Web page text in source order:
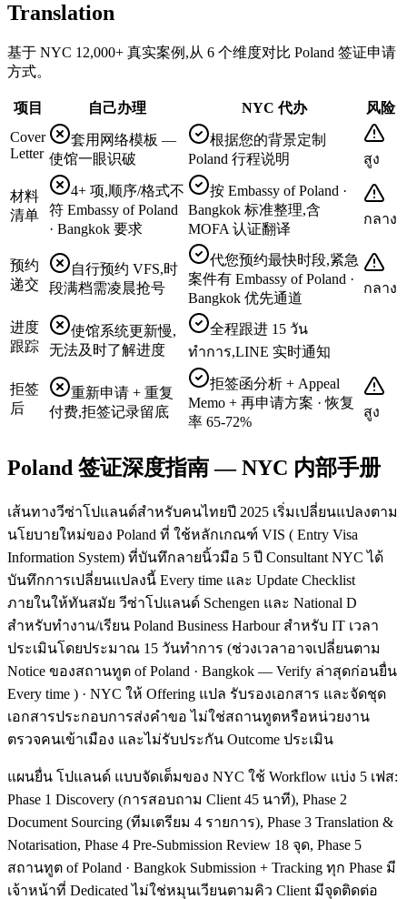
Translation
基于 NYC 12,000+ 真实案例,从 6 个维度对比 Poland 签证申请
方式。
项目 自己办理 NYC 代办
风险
Cover
Letter
套用网络模板 —
使馆一眼识破
根据您的背景定制
Poland 行程说明
สูง
材料
清单
4+ 项,顺序/格式不
符 Embassy of Poland
· Bangkok 要求
按 Embassy of Poland ·
Bangkok 标准整理,含
MOFA 认证翻译
กลาง
预约
递交
自行预约 VFS,时
段满档需凌晨抢号
代您预约最快时段,紧急
案件有 Embassy of Poland ·
Bangkok 优先通道
กลาง
进度
跟踪
使馆系统更新慢,
无法及时了解进度
全程跟进 15 วัน
ทำการ,LINE 实时通知
拒签
后
重新申请 + 重复
付费,拒签记录留底
拒签函分析 + Appeal
Memo + 再申请方案 · 恢复
率 65-72%
สูง
Poland 签证深度指南 — NYC 内部手册
เส้นทางวีซ่าโปแลนด์สำหรับคนไทยปี 2025 เริ่มเปลี่ยนแปลงตาม
นโยบายใหม่ของ Poland ที่ ใช้หลักเกณฑ์ VIS ( Entry Visa
Information System) ที่บันทึกลายนิ้วมือ 5 ปี Consultant NYC ได้
บันทึกการเปลี่ยนแปลงนี้ Every time และ Update Checklist
ภายในให้ทันสมัย วีซ่าโปแลนด์ Schengen และ National D
สำหรับทำงาน/เรียน Poland Business Harbour สำหรับ IT เวลา
ประเมินโดยประมาณ 15 วันทำการ (ช่วงเวลาอาจเปลี่ยนตาม
Notice ของสถานทูต of Poland · Bangkok — Verify ล่าสุดก่อนยื่น
Every time ) · NYC ให้ Offering แปล รับรองเอกสาร และจัดชุด
เอกสารประกอบการส่งคำขอ ไม่ใช่สถานทูตหรือหน่วยงาน
ตรวจคนเข้าเมือง และไม่รับประกัน Outcome ประเมิน
แผนยื่น โปแลนด์ แบบจัดเต็มของ NYC ใช้ Workflow แบ่ง 5 เฟส:
Phase 1 Discovery (การสอบถาม Client 45 นาที), Phase 2
Document Sourcing (ทีมเตรียม 4 รายการ), Phase 3 Translation &
Notarisation, Phase 4 Pre-Submission Review 18 จุด, Phase 5
สถานทูต of Poland · Bangkok Submission + Tracking ทุก Phase มี
เจ้าหน้าที่ Dedicated ไม่ใช่หมุนเวียนตามคิว Client มีจุดติดต่อ